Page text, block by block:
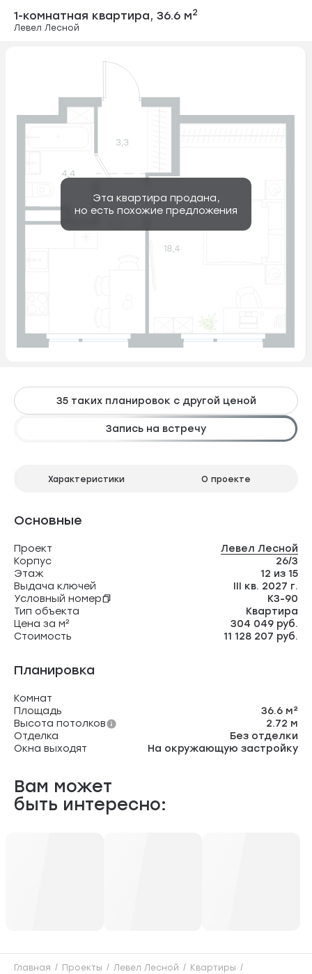
1-комнатная
1-комнатная квартира, 36.6 м2
Левел Лесной
Эта квартира продана,
но есть похожие предложения
35 таких планировок с другой ценой
Запись на встречу
Характеристики О проекте
Основные
Проект
Левел Лесной
Корпус
26/3
Этаж
12 из 15
Выдача ключей
III кв. 2027 г.
Условный номер
К3-90
Тип объекта
Квартира
Цена за м²
304 049 руб.
Стоимость
11 128 207 руб.
Планировка
Комнат
Площадь
36.6 м²
Высота потолков
2.72 м
Отделка
Без отделки
Окна выходят
На окружающую застройку
Вам может
быть интересно:
Главная Проекты Левел Лесной
Квартиры